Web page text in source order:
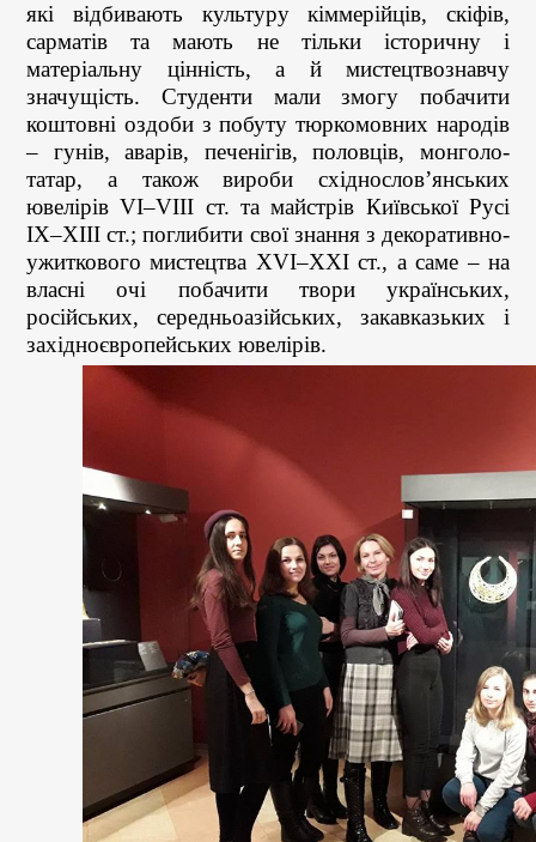
які відбивають культуру кіммерійців, скіфів,
сарматів та мають не тільки історичну і
матеріальну цінність, а й мистецтвознавчу
значущість. Студенти мали змогу побачити
коштовні оздоби з побуту тюркомовних народів
– гунів, аварів, печенігів, половців, монголо-
татар, а також вироби східнослов’янських
ювелірів VI–VIII ст. та майстрів Київської Русі
ІХ–ХІІІ ст.; поглибити свої знання з декоративно-
ужиткового мистецтва XVI–XXІ ст., а саме – на
власні очі побачити твори українських,
російських, середньоазійських, закавказьких і
західноєвропейських ювелірів.